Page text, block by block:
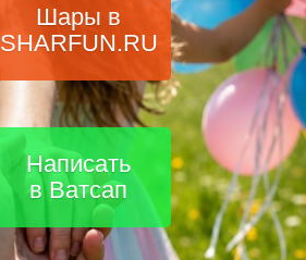
Шары в
SHARFUN.RU
Написать
в Ватсап